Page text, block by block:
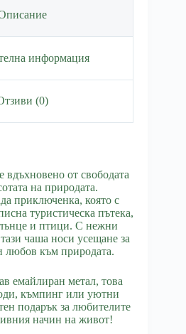
информация
(0)
вдъхновено от свободата
на природата.
приключенка, която с
туристическа пътека,
и птици. С нежни
чаша носи усещане за
любов към природата.
емайлиран метал, това
къмпинг или уютни
подарък за любителите
начин на живот!